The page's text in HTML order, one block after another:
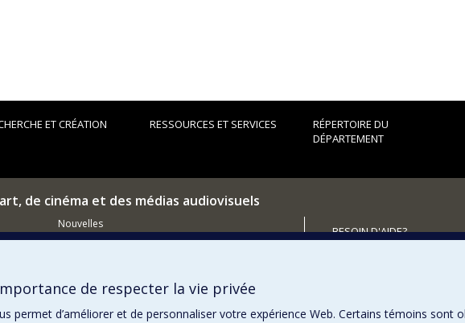
ET CRÉATION RESSOURCES ET SERVICES
RÉPERTOIRE DU
DÉPARTEMENT
de cinéma et des médias audiovisuels
Nouvelles
BESOIN D'AIDE?
de respecter la vie privée
permet d’améliorer et de personnaliser votre expérience Web. Certains témoins